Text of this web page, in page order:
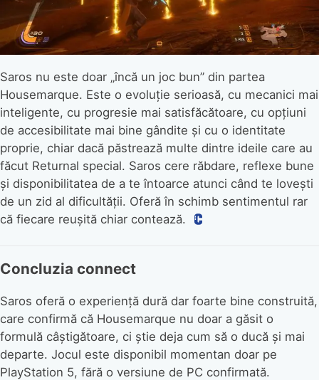
Saros nu este doar „încă un joc bun” din partea
Housemarque. Este o evoluție serioasă, cu mecanici mai
inteligente, cu progresie mai satisfăcătoare, cu opțiuni
de accesibilitate mai bine gândite și cu o identitate
proprie, chiar dacă păstrează multe dintre ideile care au
făcut Returnal special. Saros cere răbdare, reflexe bune
și disponibilitatea de a te întoarce atunci când te lovești
de un zid al dificultății. Oferă în schimb sentimentul rar
că fiecare reușită chiar contează.
Concluzia connect
Saros oferă o experiență dură dar foarte bine construită,
care confirmă că Housemarque nu doar a găsit o
formulă câștigătoare, ci știe deja cum să o ducă și mai
departe. Jocul este disponibil momentan doar pe
PlayStation 5, fără o versiune de PC confirmată.